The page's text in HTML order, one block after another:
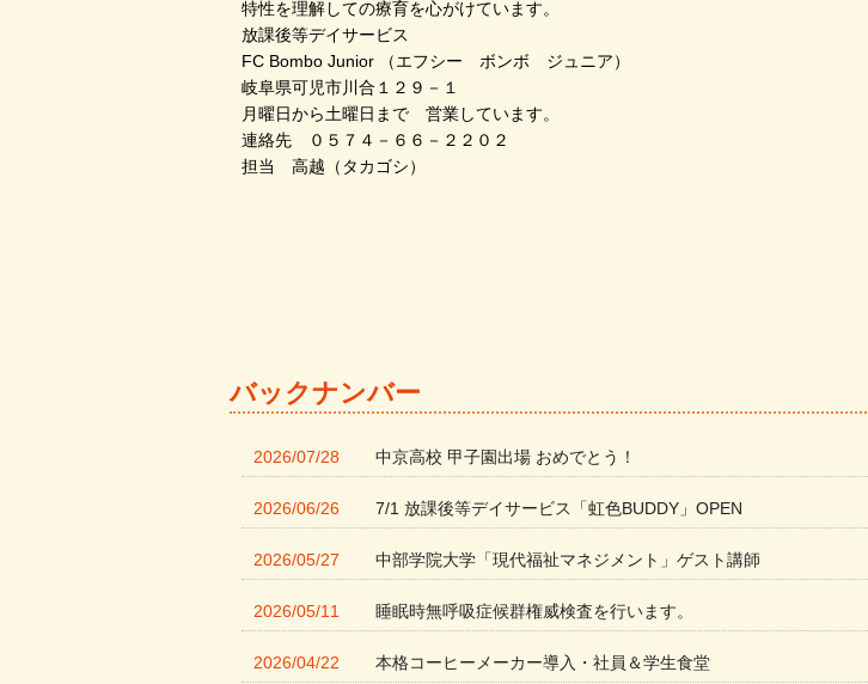
特性を理解しての療育を心がけています。
放課後等デイサービス
FC Bombo Junior （エフシー ボンボ ジュニア）
岐阜県可児市川合１２９－１
月曜日から土曜日まで 営業しています。
連絡先 ０５７４－６６－２２０２
担当 高越（タカゴシ）
バックナンバー
2026/07/28 中京高校 甲子園出場 おめでとう！
2026/06/26 7/1 放課後等デイサービス「虹色BUDDY」OPEN
2026/05/27 中部学院大学「現代福祉マネジメント」ゲスト講師
2026/05/11 睡眠時無呼吸症候群権威検査を行います。
2026/04/22 本格コーヒーメーカー導入・社員＆学生食堂